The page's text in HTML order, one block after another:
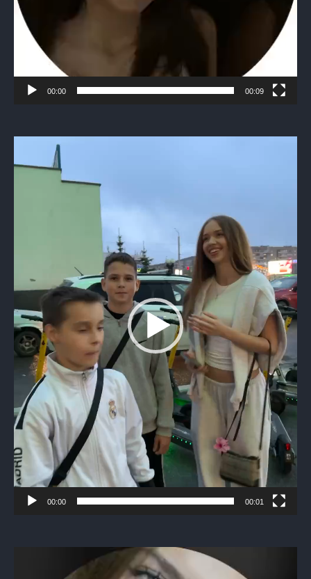
00:00 00:09
Видеоплеер
00:00 00:01